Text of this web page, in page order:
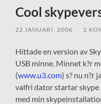
Cool
22 JANUARI, 2006 2
Hittade en version av
USB minne. Minnet k?r
(www.u3.com) s? nu n?r
valfri dator startar skype
med min